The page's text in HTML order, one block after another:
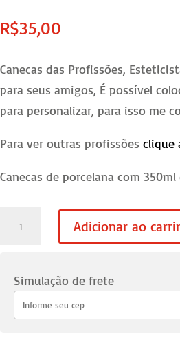
R$35,00
Canecas das Profissões,
para seus amigos, É possível
para personalizar, para isso me
Para ver outras profissões clique
Canecas de porcelana com
Esteticista
quantidade
Adicionar ao
Simulação de frete